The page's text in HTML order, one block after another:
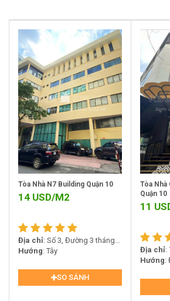
Tòa Nhà N7 Building Quận 10
14 USD/M2
Địa chỉ: Số 3, Đường 3 tháng
2, Phường 11, Quận 10, Hồ Chí
Hướng : Tây
SO SÁNH
Tòa Nhà
Quận 10
11
Địa chỉ:
Phường
Hướng